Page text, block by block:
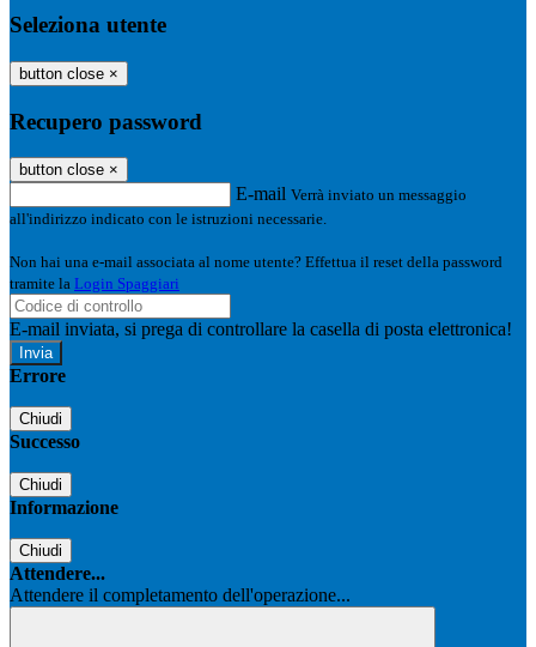
Seleziona utente
button close ×
Recupero password
button close ×
E-mail Verrà inviato un messaggio
all'indirizzo indicato con le istruzioni necessarie.
Non hai una e-mail associata al nome utente? Effettua il reset della password
tramite la Login Spaggiari
E-mail inviata, si prega di controllare la casella di posta elettronica!
Errore
Chiudi
Successo
Chiudi
Informazione
Chiudi
Attendere...
Attendere il completamento dell'operazione...